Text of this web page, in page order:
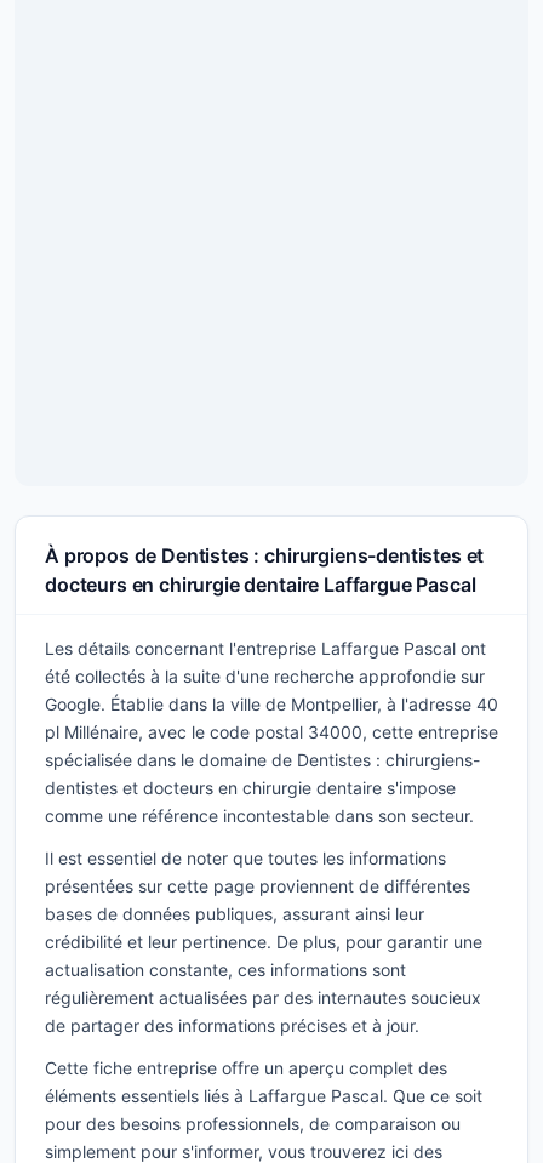
À propos de Dentistes : chirurgiens-dentistes et
docteurs en chirurgie dentaire Laffargue Pascal
Les détails concernant l'entreprise Laffargue Pascal ont
été collectés à la suite d'une recherche approfondie sur
Google. Établie dans la ville de Montpellier, à l'adresse 40
pl Millénaire, avec le code postal 34000, cette entreprise
spécialisée dans le domaine de Dentistes : chirurgiens-
dentistes et docteurs en chirurgie dentaire s'impose
comme une référence incontestable dans son secteur.
Il est essentiel de noter que toutes les informations
présentées sur cette page proviennent de différentes
bases de données publiques, assurant ainsi leur
crédibilité et leur pertinence. De plus, pour garantir une
actualisation constante, ces informations sont
régulièrement actualisées par des internautes soucieux
de partager des informations précises et à jour.
Cette fiche entreprise offre un aperçu complet des
éléments essentiels liés à Laffargue Pascal. Que ce soit
pour des besoins professionnels, de comparaison ou
simplement pour s'informer, vous trouverez ici des